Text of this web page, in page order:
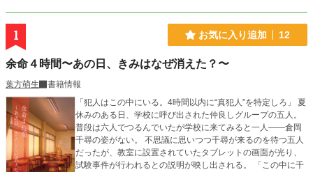
1 お気に入り追加 12
余命４時間〜あの日、きみはなぜ消えた？〜
葉方萌生
書籍情報
「犯人はこの中にいる。4時間以内に“真犯人”を特定しろ」 夏
休みのある日、学校に呼び出された仲良しグループの五人。
普段は六人でつるんでいたが学校に来てみると一人——倉岡
千尋の姿がない。 不思議に思いつつ千尋が来るのを待つ五人
だったが、教室に設置されていたタブレットの画面が光り、
試験事件が行われるとの説明が映し出される。 「この中に千